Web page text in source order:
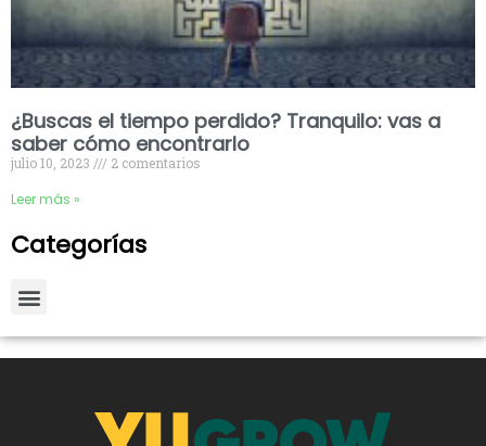
¿Buscas el tiempo perdido? Tranquilo: vas a
saber cómo encontrarlo
julio 10, 2023 2 comentarios
Leer más »
Categorías